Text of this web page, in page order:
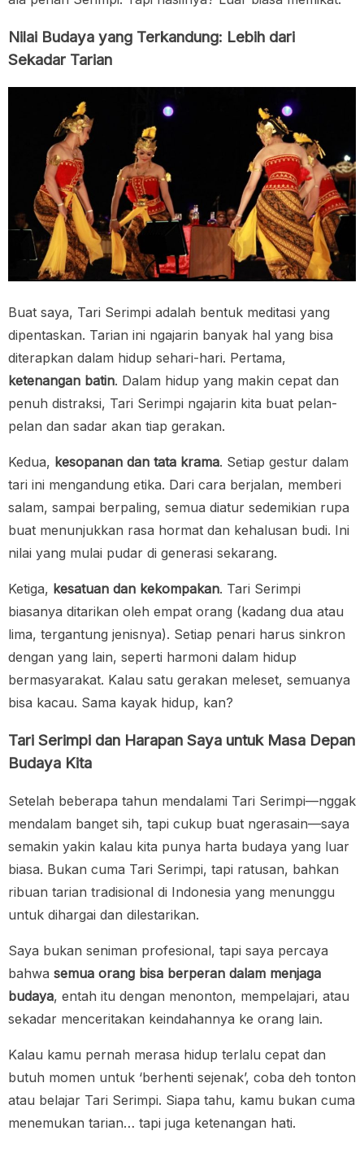
Nilai Budaya yang Terkandung: Lebih dari
Sekadar Tarian
Buat saya, Tari Serimpi adalah bentuk meditasi yang
dipentaskan. Tarian ini ngajarin banyak hal yang bisa
diterapkan dalam hidup sehari-hari. Pertama,
ketenangan batin. Dalam hidup yang makin cepat dan
penuh distraksi, Tari Serimpi ngajarin kita buat pelan-
pelan dan sadar akan tiap gerakan.
Kedua, kesopanan dan tata krama. Setiap gestur dalam
tari ini mengandung etika. Dari cara berjalan, memberi
salam, sampai berpaling, semua diatur sedemikian rupa
buat menunjukkan rasa hormat dan kehalusan budi. Ini
nilai yang mulai pudar di generasi sekarang.
Ketiga, kesatuan dan kekompakan. Tari Serimpi
biasanya ditarikan oleh empat orang (kadang dua atau
lima, tergantung jenisnya). Setiap penari harus sinkron
dengan yang lain, seperti harmoni dalam hidup
bermasyarakat. Kalau satu gerakan meleset, semuanya
bisa kacau. Sama kayak hidup, kan?
Tari Serimpi dan Harapan Saya untuk Masa Depan
Budaya Kita
Setelah beberapa tahun mendalami Tari Serimpi—nggak
mendalam banget sih, tapi cukup buat ngerasain—saya
semakin yakin kalau kita punya harta budaya yang luar
biasa. Bukan cuma Tari Serimpi, tapi ratusan, bahkan
ribuan tarian tradisional di Indonesia yang menunggu
untuk dihargai dan dilestarikan.
Saya bukan seniman profesional, tapi saya percaya
bahwa semua orang bisa berperan dalam menjaga
budaya, entah itu dengan menonton, mempelajari, atau
sekadar menceritakan keindahannya ke orang lain.
Kalau kamu pernah merasa hidup terlalu cepat dan
butuh momen untuk ‘berhenti sejenak’, coba deh tonton
atau belajar Tari Serimpi. Siapa tahu, kamu bukan cuma
menemukan tarian… tapi juga ketenangan hati.